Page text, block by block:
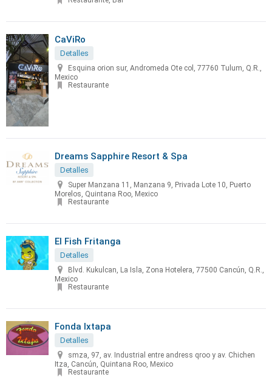
CaViRo
Detalles
Esquina orion sur, Andromeda Ote col, 77760 Tulum, Q.R.,
Mexico
Restaurante
Dreams Sapphire Resort & Spa
Detalles
Super Manzana 11, Manzana 9, Privada Lote 10, Puerto
Morelos, Quintana Roo, Mexico
Restaurante
El Fish Fritanga
Detalles
Blvd. Kukulcan, La Isla, Zona Hotelera, 77500 Cancún, Q.R.,
Mexico
Restaurante
Fonda Ixtapa
Detalles
smza, 97, av. Industrial entre andress qroo y av. Chichen
Itza, Cancún, Quintana Roo, Mexico
Restaurante